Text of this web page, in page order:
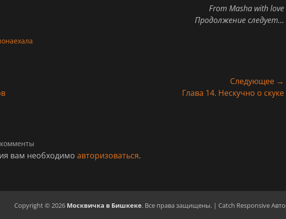
From Masha with love
Продолжение следует…
Следующее →
Глава 14. Нескучно о скуке
вам необходимо авторизоваться.
Copyright © 2026 Москвичка в Бишкеке. Все права защищены. | Catch Responsive